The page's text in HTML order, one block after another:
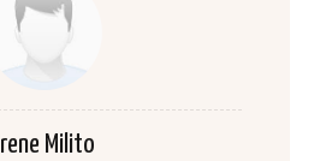
Irene Milito